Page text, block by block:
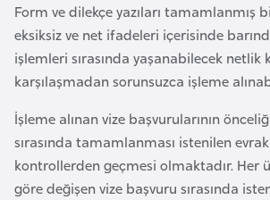
Form ve dilekçe yazıları tamamlanmış
eksiksiz ve net ifadeleri içerisinde
işlemleri sırasında yaşanabilecek netlik
karşılaşmadan sorunsuzca işleme
İşleme alınan vize başvurularının
sırasında tamamlanması istenilen
kontrollerden geçmesi olmaktadır. Her
göre değişen vize başvuru sırasında
a
n
g
l
a
d
e
ş